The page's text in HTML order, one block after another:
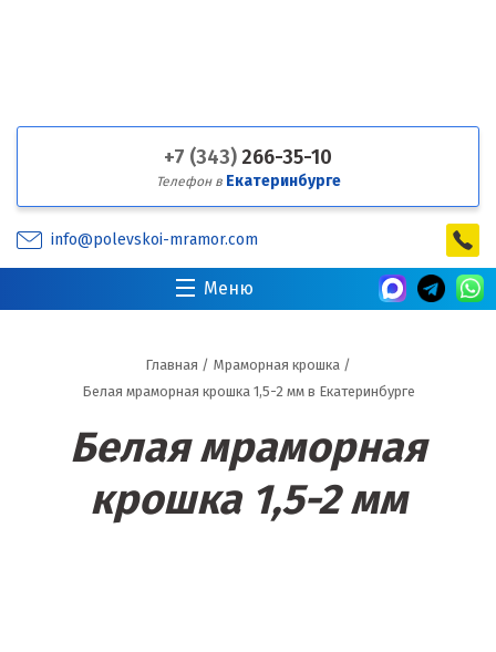
+7 (343) 266-35-10
Телефон в Екатеринбурге
info@polevskoi-mramor.com
Меню
Главная / Мраморная крошка /
Белая мраморная крошка 1,5-2 мм в Екатеринбурге
Белая мраморная
крошка 1,5-2 мм